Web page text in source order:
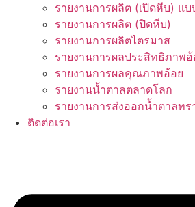
รายงานการผลิต (เปิดหีบ) แ
รายงานการผลิต (ปิดหีบ)
รายงานการผลิตไตรมาส
รายงานการผลประสิทธิภาพอ้
รายงานการผลคุณภาพอ้อย
รายงานน้ำตาลตลาดโลก
รายงานการส่งออกน้ำตาลทร
ติดต่อเรา